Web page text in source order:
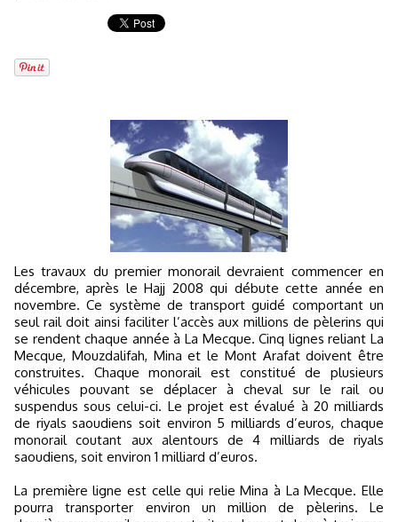
Les travaux du premier monorail devraient commencer en
décembre, après le Hajj 2008 qui débute cette année en
novembre. Ce système de transport guidé comportant un
seul rail doit ainsi faciliter l’accès aux millions de pèlerins qui
se rendent chaque année à La Mecque. Cinq lignes reliant La
Mecque, Mouzdalifah, Mina et le Mont Arafat doivent être
construites. Chaque monorail est constitué de plusieurs
véhicules pouvant se déplacer à cheval sur le rail ou
suspendus sous celui-ci. Le projet est évalué à 20 milliards
de riyals saoudiens soit environ 5 milliards d’euros, chaque
monorail coutant aux alentours de 4 milliards de riyals
saoudiens, soit environ 1 milliard d’euros.
La première ligne est celle qui relie Mina à La Mecque. Elle
pourra transporter environ un million de pèlerins. Le